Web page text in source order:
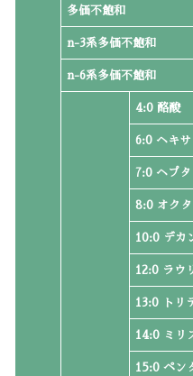
多価不飽和
n-3系多価不飽和
n-6系多価不飽和
4:0 酪酸
6:0 ヘキ
7:0 ヘプ
8:0 オク
10:0 デカ
12:0 ラウ
13:0 トリ
14:0 ミリ
15:0 ペン